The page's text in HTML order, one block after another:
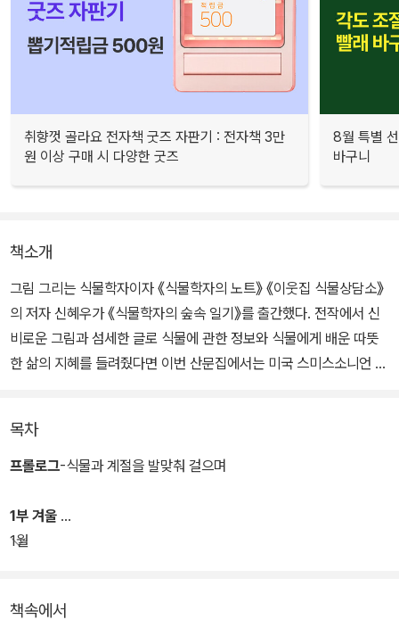
취향껏 골라요 전자책 굿즈 자판기 : 전자책 3만
원 이상 구매 시 다양한 굿즈
8월 특별
바구니
책소개
그림 그리는 식물학자이자 《식물학자의 노트》 《이웃집 식물상담소》
의 저자 신혜우가 《식물학자의 숲속 일기》를 출간했다. 전작에서 신
비로운 그림과 섬세한 글로 식물에 관한 정보와 식물에게 배운 따뜻
한 삶의 지혜를 들려줬다면 이번 산문집에서는 미국 스미스소니언 연
상한 작가의 그림으로 화려하게 디자인된 사계절 식물 도안도 만나볼
수 있다. 질 스미시스상은 식물의 과학적인 식별을 돕기 위한 그림을
권위 있는 상으로, 이번 수상은 한국인으로서 최초다.
것뿐이었다. 걱정과 두려움을 안고 4년 만에 다시 도착한 메릴랜드에
목차
프롤로그-식물과 계절을 발맞춰 걸으며
1부 겨울
1월
책속에서